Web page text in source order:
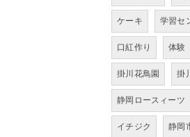
ケーキ 学習セ
口紅作り 体験
掛川花鳥園 掛
静岡ロースィーツ
イチジク 静岡